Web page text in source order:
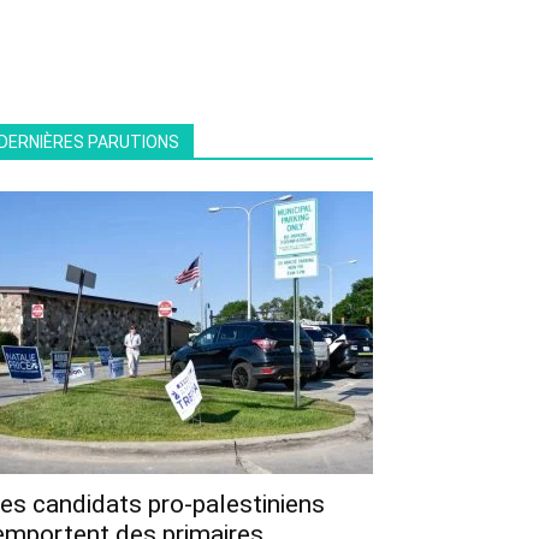
PARUTIONS
candidats pro-palestiniens